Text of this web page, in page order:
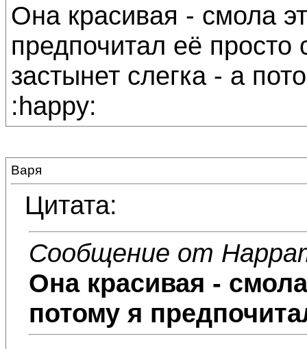
Она красивая - смола
предпочитал её просто
застынет слегка - а
:happy:
Варя
Цитата:
Сообщение от
Она красивая -
потому я